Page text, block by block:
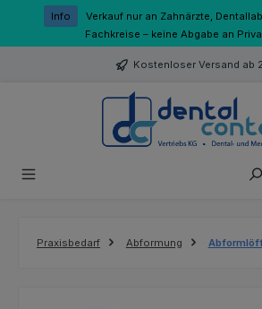
Zum Hauptinhalt springen
Info
Verkauf nur an Zahnärzte,
Fachkreise – keine Abgabe an
Kostenloser Versand ab
Praxisbedarf Abformung